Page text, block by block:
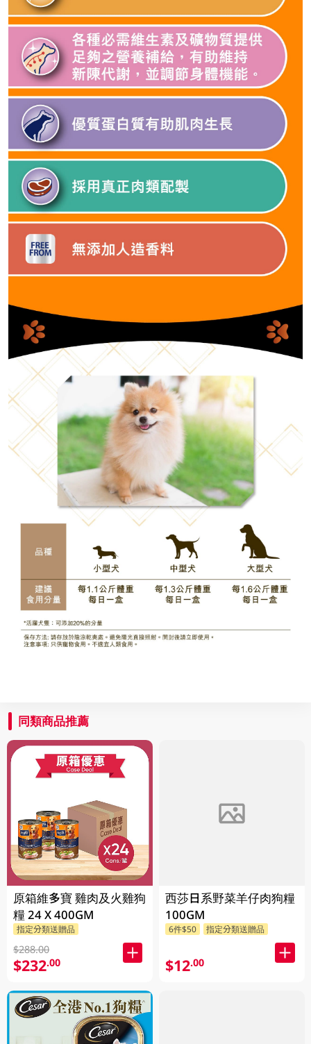
同類商品推薦
原箱維多寶 雞肉及火雞狗
糧 24 X 400GM
指定分類送贈品
$288.00
$232.00
西莎日系野菜羊仔肉狗糧
100GM
6件$50 指定分類送贈品
$12.00